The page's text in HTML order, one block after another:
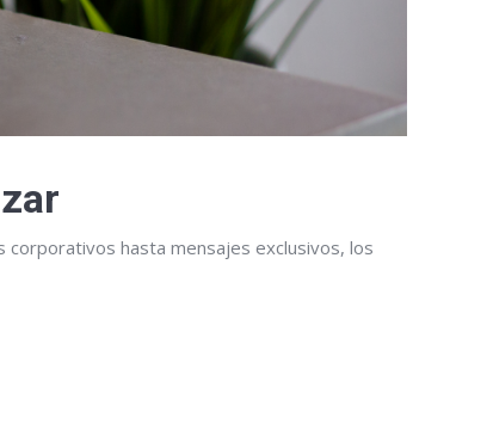
hasta mensajes exclusivos, los